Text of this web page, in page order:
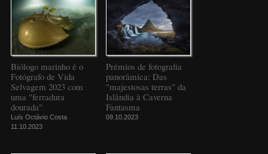
Biólogo marinho é o
Fotógrafo de Vida
Selvagem 2023 com
uma "ferradura
dourada"
Luís Octávio Costa
11.10.2023
Prémios de fotografia
panorâmica: Das
"majestosas terras" da
Islândia à Caverna
Fantasma
09.10.2023